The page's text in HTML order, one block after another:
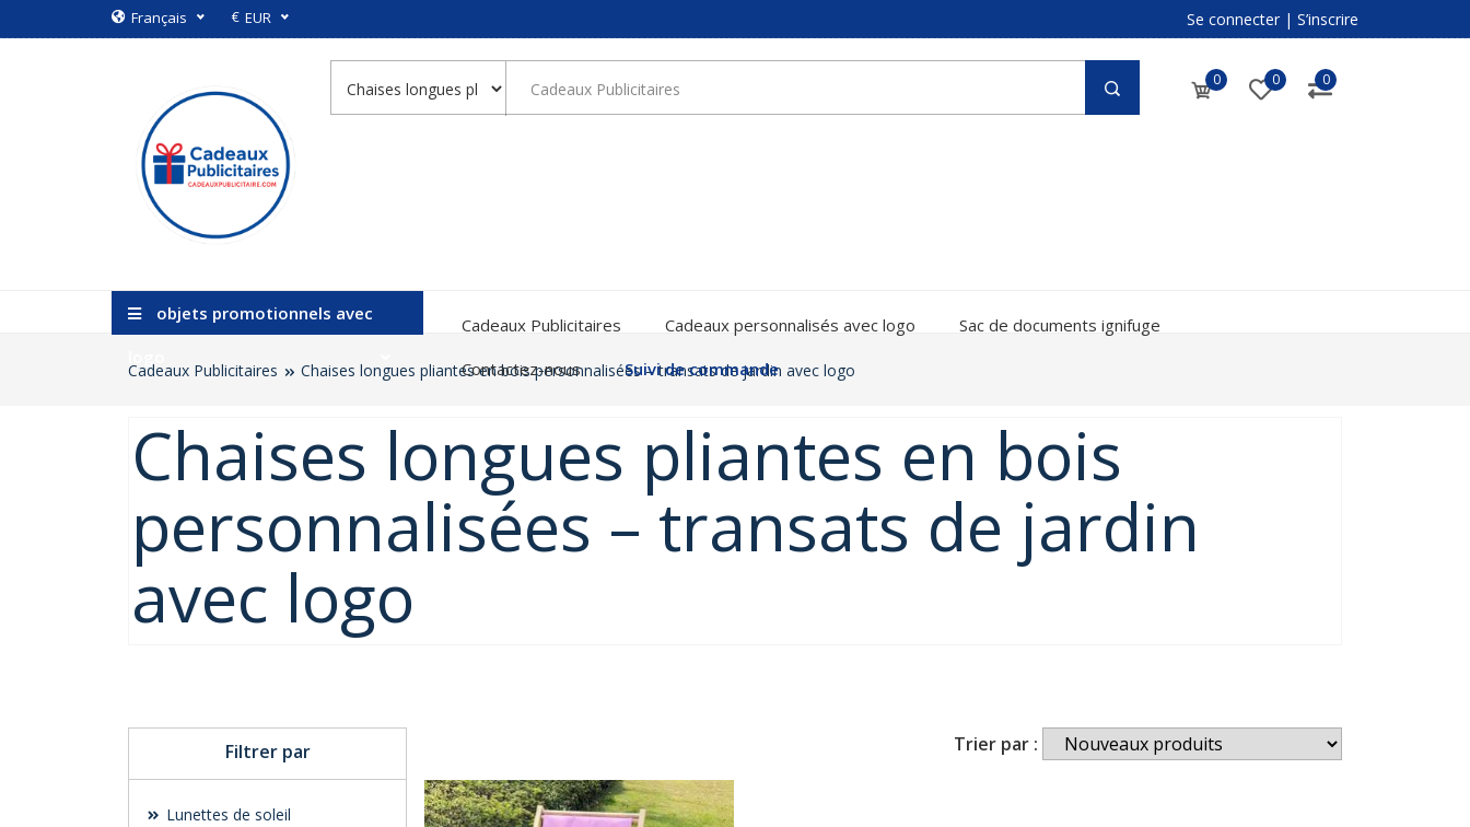
Français € EUR Se connecter | S’inscrire
0 0 0
objets promotionnels avec
Cadeaux Publicitaires Cadeaux personnalisés avec logo
Sac de documents ignifuge
Contactez-nous
Suivi de commande
Cadeaux Publicitaires Chaises longues pliantes en bois personnalisées – transats de jardin avec logo
Chaises longues pliantes en bois
personnalisées – transats de jardin
avec logo
Filtrer par
Lunettes de soleil
Trier par :